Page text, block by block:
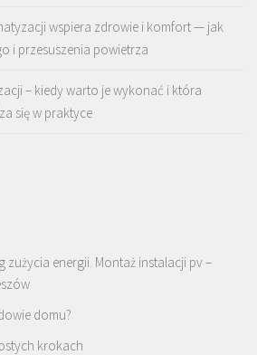
wspiera zdrowie i komfort — jak
i przesuszenia powietrza
– kiedy warto je wykonać i która
się w praktyce
zużycia energii. Montaż instalacji pv –
domu?
krokach